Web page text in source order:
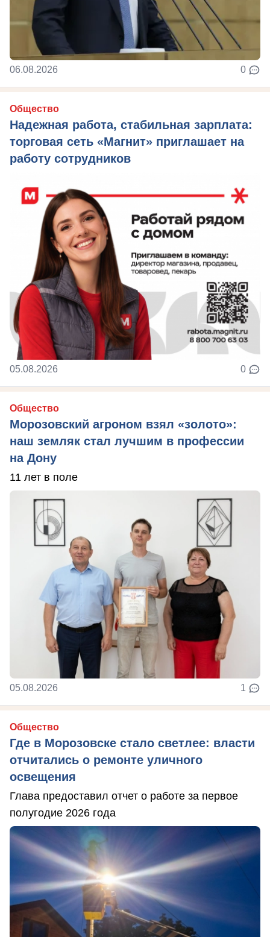
06.08.2026 0
Общество
Надежная работа, стабильная зарплата:
торговая сеть «Магнит» приглашает на
работу сотрудников
05.08.2026 0
Общество
Морозовский агроном взял «золото»:
наш земляк стал лучшим в профессии
на Дону
11 лет в поле
05.08.2026 1
Общество
Где в Морозовске стало светлее: власти
отчитались о ремонте уличного
освещения
Глава предоставил отчет о работе за первое
полугодие 2026 года